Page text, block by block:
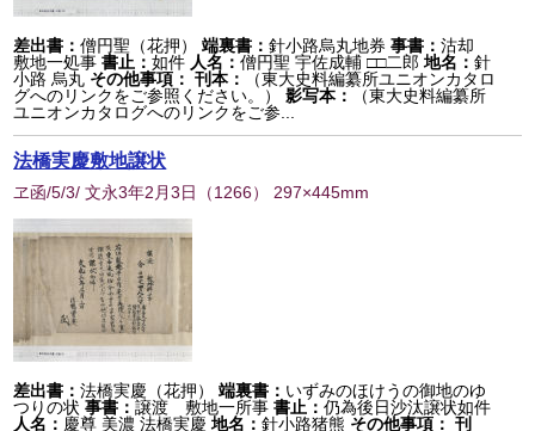
差出書：僧円聖（花押） 端裏書：針小路烏丸地券 事書：沽却
敷地一処事書止：如件 人名：僧円聖 宇佐成輔 □□二郎 地名：針
小路 烏丸 その他事項： 刊本：
（東大史料編纂所ユニオンカタロ
グへのリンクをご参照ください。）
影写本：
（東大史料編纂所
ユニオンカタログへのリンクをご参...
法橋実慶敷地譲状
ヱ函/5/3/ 文永3年2月3日 （1266） 297×445mm
差出書：法橋実慶（花押） 端裏書： いずみのほけうの御地のゆ
つりの状 事書：譲渡 敷地一所事書止：仍為後日沙汰譲状如件
人名： 慶尊 美濃 法橋実慶 地名：針小路猪熊 その他事項： 刊